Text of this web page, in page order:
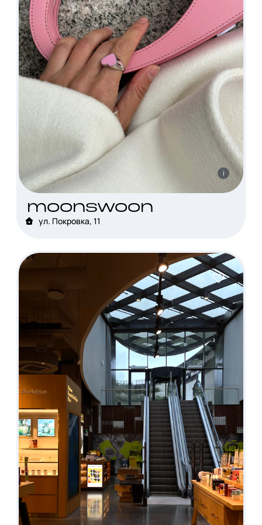
i
moonswoon
ул. Покровка, 11